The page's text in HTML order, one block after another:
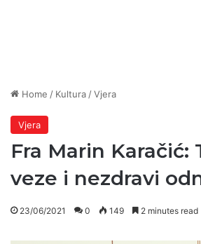
Home / Kultura /Vjera
Vjera
Fra Marin Karačić:
veze i nezdravi
23/06/2021 0 149 2 minutes read